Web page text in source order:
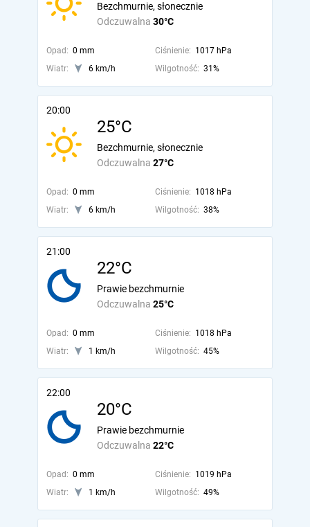
Odczuwalna 30°C
Bezchmurnie, słonecznie
Opad: 0 mm Ciśnienie: 1017 hPa
Wiatr:
6 km/h Wilgotność: 31%
20:00
25°C
Odczuwalna 27°C
Bezchmurnie, słonecznie
Opad: 0 mm Ciśnienie: 1018 hPa
Wiatr:
6 km/h Wilgotność: 38%
21:00
22°C
Odczuwalna 25°C
Prawie bezchmurnie
Opad: 0 mm Ciśnienie: 1018 hPa
Wiatr:
1 km/h Wilgotność: 45%
22:00
20°C
Odczuwalna 22°C
Prawie bezchmurnie
Opad: 0 mm Ciśnienie: 1019 hPa
Wiatr:
1 km/h Wilgotność: 49%